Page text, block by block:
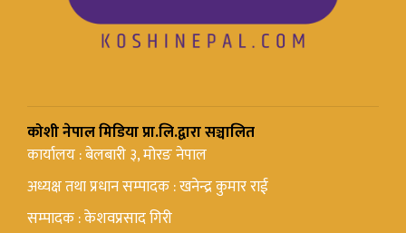
कोशी नेपाल मिडिया प्रा.लि.द्वारा सञ्चालित
कार्यालय : बेलबारी ३, मोरङ नेपाल
अध्यक्ष तथा प्रधान सम्पादक : खनेन्द्र कुमार राई
सम्पादक : केशवप्रसाद गिरी